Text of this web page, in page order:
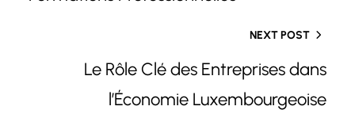
NEXT POST
Le Rôle Clé des Entreprises dans
l’Économie Luxembourgeoise